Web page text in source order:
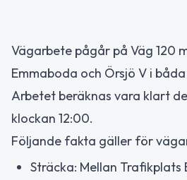
Vägarbete pågår på Väg 120
Emmaboda och Örsjö V i
Arbetet beräknas vara klart
klockan 12:00.
Följande fakta gäller för
Sträcka: Mellan Trafikplats